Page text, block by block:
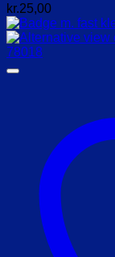
kr.25,00